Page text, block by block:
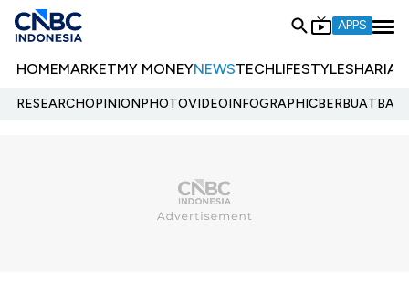
APPS
HOMEMARKETMY MONEYNEWSTECHLIFESTYLESHARIA
RESEARCHOPINIONPHOTOVIDEOINFOGRAPHIC